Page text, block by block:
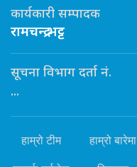
कार्यकारी सम्पादक
रामचन्द्र भट्ट
सूचना विभाग दर्ता नं.
...
हाम्रो टीम हाम्रो बारेमा